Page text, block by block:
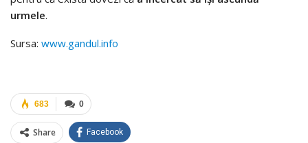
urmele.
Sursa: www.gandul.info
0
683
Share Facebook